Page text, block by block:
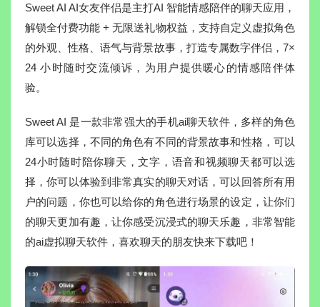
Sweet AI AI女友伴侣是主打AI 智能情感陪伴的聊天应用，
解锁全付费功能 + 无限送礼物权益，支持自定义虚拟角色
的外观、性格、语气与背景故事，打造专属数字伴侣，7×
24 小时随时交流倾诉，为用户提供暖心的情感陪伴体
验。
Sweet AI 是一款非常强大的手机ai聊天软件，多样的角色
库可以选择，不同的角色有不同的背景故事和性格，可以
24小时随时陪你聊天，文字，语音和视频聊天都可以选
择，你可以体验到非常真实的聊天对话，可以回答所有用
户的问题，你也可以给你的角色进行场景的设定，让你们
的聊天更加有趣，让你感受沉浸式的聊天乐趣，非常智能
的ai虚拟聊天软件，喜欢聊天的朋友快来下载吧！